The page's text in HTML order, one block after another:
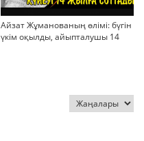
Айзат Жұманованың өлімі: бүгін
үкім оқылды, айыпталушы 14